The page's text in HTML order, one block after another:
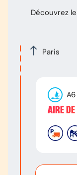
Découvrez
Paris
A6
AIRE DE